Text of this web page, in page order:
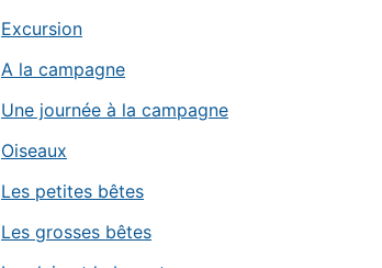
Excursion
A la campagne
Une journée à la campagne
Oiseaux
Les petites bêtes
Les grosses bêtes